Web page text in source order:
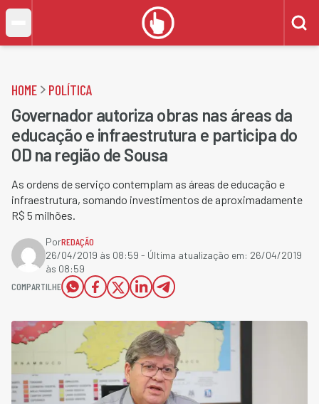
HOME POLÍTICA
Governador autoriza obras nas áreas da
educação e infraestrutura e participa do
OD na região de Sousa
As ordens de serviço contemplam as áreas de educação e
infraestrutura, somando investimentos de aproximadamente
R$ 5 milhões.
PorREDAÇÃO
26/04/2019 às 08:59 - Última atualização em: 26/04/2019
às 08:59
COMPARTILHE